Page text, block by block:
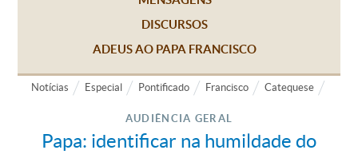
DISCURSOS
ADEUS AO PAPA FRANCISCO
Notícias Especial Pontificado Francisco Catequese
AUDIÊNCIA GERAL
Papa: identificar na humildade do